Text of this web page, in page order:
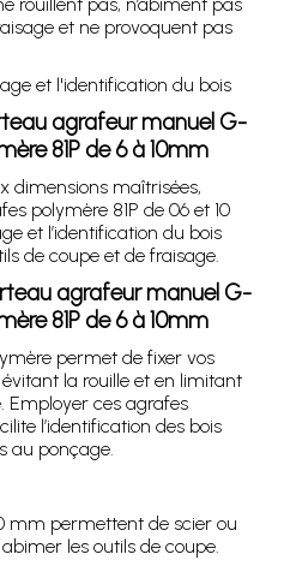
et ne provoquent pas
et l'identification du bois
agrafeur manuel G-
81P de 6 à 10mm
dimensions maîtrisées,
polymère 81P de 06 et 10
et l’identification du bois
de coupe et de fraisage.
agrafeur manuel G-
81P de 6 à 10mm
permet de fixer vos
la rouille et en limitant
Employer ces agrafes
l’identification des bois
au ponçage.
mm permettent de scier ou
les outils de coupe.